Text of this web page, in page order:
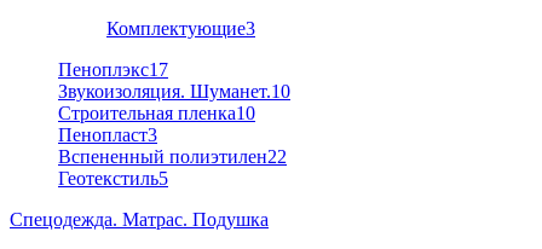
Комплектующие3
Пеноплэкс17
Звукоизоляция. Шуманет.10
Строительная пленка10
Пенопласт3
Вспененный полиэтилен22
Геотекстиль5
Спецодежда. Матрас. Подушка